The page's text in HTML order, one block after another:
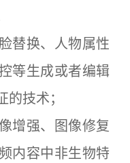
换、人物属性
等生成或者编辑
技术；
强、图像修复
内容中非生物特